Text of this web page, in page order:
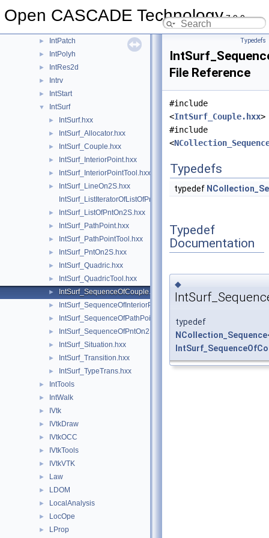
Open CASCADE Technology7.9.0
► IntImp
► IntPatch
► IntPolyh
► IntRes2d
► Intrv
► IntStart
▼ IntSurf
► IntSurf.hxx
► IntSurf_Allocator.hxx
► IntSurf_Couple.hxx
► IntSurf_InteriorPoint.hxx
► IntSurf_InteriorPointTool.hxx
►
IntSurf_LineOn2S.hxx
IntSurf_ListIteratorOfListOfPntOn2S.hxx
► IntSurf_ListOfPntOn2S.hxx
► IntSurf_PathPoint.hxx
► IntSurf_PathPointTool.hxx
► IntSurf_PntOn2S.hxx
► IntSurf_Quadric.hxx
► IntSurf_QuadricTool.hxx
► IntSurf_SequenceOfCouple.hxx
► IntSurf_SequenceOfInteriorPoint.hxx
► IntSurf_SequenceOfPathPoint.hxx
► IntSurf_SequenceOfPntOn2S.hxx
► IntSurf_Situation.hxx
► IntSurf_Transition.hxx
► IntSurf_TypeTrans.hxx
► IntTools
► IntWalk
► IVtk
► IVtkDraw
► IVtkOCC
► IVtkTools
► IVtkVTK
► Law
► LDOM
► LocalAnalysis
► LocOpe
► LProp
Typedefs
File Reference
#include
<IntSurf_Couple.hxx>
#include
<
Typedefs
typedef
Typedef
Documentation
◆
typedef
NCollection_Sequence